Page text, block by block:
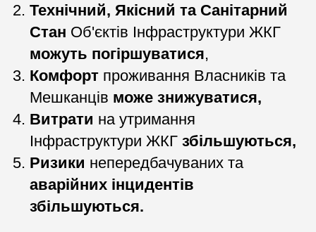
Технічний, Якісний та Санітарний
Стан Об'єктів Інфраструктури ЖКГ
можуть погіршуватися,
Комфорт проживання Власників та
Мешканців може знижуватися,
Витрати на утримання
Інфраструктури ЖКГ збільшуються,
Ризики непередбачуваних та
аварійних інцидентів
збільшуються.